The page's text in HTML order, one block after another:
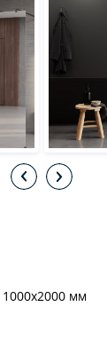
1000x2000 мм